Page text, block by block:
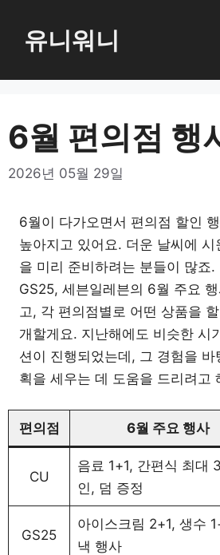
로
뛰
기
유니워니
6월 편의점 행
2026년 05월 29일
6월이 다가오면서 편의점 할인
높아지고 있어요. 더운 날씨에 시
을 미리 준비하려는 분들이 많죠
GS25, 세븐일레븐의 6월 주요
고, 각 편의점별로 어떤 상품을
개할게요. 지난해에도 비슷한 시
션이 진행되었는데, 그 경험을
획을 세우는 데 도움을 드리려고
편의점 6월 주요 행사
CU
음료 1+1, 간편식 최대
인, 덤 증정
GS25
아이스크림 2+1, 생수
낵 행사